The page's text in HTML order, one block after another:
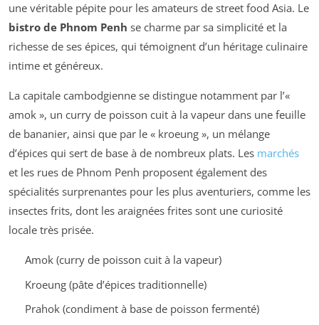
une véritable pépite pour les amateurs de street food Asia. Le
bistro de Phnom Penh se charme par sa simplicité et la
richesse de ses épices, qui témoignent d’un héritage culinaire
intime et généreux.
La capitale cambodgienne se distingue notamment par l’«
amok », un curry de poisson cuit à la vapeur dans une feuille
de bananier, ainsi que par le « kroeung », un mélange
d’épices qui sert de base à de nombreux plats. Les marchés
et les rues de Phnom Penh proposent également des
spécialités surprenantes pour les plus aventuriers, comme les
insectes frits, dont les araignées frites sont une curiosité
locale très prisée.
Amok (curry de poisson cuit à la vapeur)
Kroeung (pâte d’épices traditionnelle)
Prahok (condiment à base de poisson fermenté)